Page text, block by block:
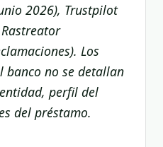
2026), Trustpilot
Los
banco no se detallan
perfil del
del préstamo.